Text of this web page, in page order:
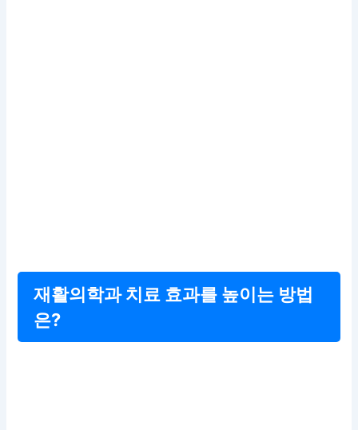
재활의학과 치료 효과를 높이는 방법
은?